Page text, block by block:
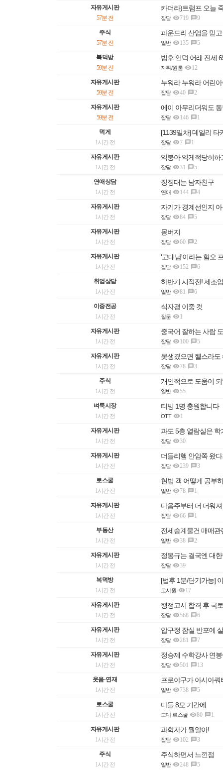
자유게시판 카더라)트럼프 오늘
57분 전 잡담 719 9
주식 파운드리 산업을 믿
57분 전 일반 135 5
복덕방 법후 언덕 어래 전세
59분 전 자취/원룸 12
자유게시판 누워라 누워라 어린
59분 전 잡담 40 2
자유게시판 에이 아무리더워도
59분 전 잡담 146 1
덕게 [1139일차] 데일리 타
1시간 전 잡담 7 1
자유게시판 익붕아 익게적당히하
1시간 전 잡담 31 5
연애상담 징징대는 남자친구
1시간 전 연애 144 4
자유게시판 자기가 경계선인지
1시간 전 잡담 84 5
자유게시판 몽버지
1시간 전 잡담 60 2
자유게시판 '고대남'이라는 혐오
1시간 전 잡담 152 6
취업상담 하반기 시적전! 제조
1시간 전 일반 81 6
이중전공 식자경 이중 컷
1시간 전 질문 1
자유게시판 중국어 잘하는 사람
1시간 전 잡담 100 5
자유게시판 못생겼으면 헬스라도
1시간 전 잡담 78 3
주식 개인적으로 도움이 되
1시간 전 일반 55
벼룩시장 티빙 1명 충원합니다
1시간 전 OTT 1
자유게시판 과도 5층 열람실은
1시간 전 잡담 30
자유게시판 더들리햄 안암쪽 왔
1시간 전 잡담 239 3
로스쿨 현법 객 어떻게 공부
1시간 전 일반 78 1
자유게시판 다음주부터 더 더워져
1시간 전 잡담 66 1
부동산 전세승계물건 매매
1시간 전 일반 38 2
자유게시판 정몽규는 결국엔 대
1시간 전 잡담 39
복덕방 [법후 1분/단기가능]
1시간 전 고시원 17
자유게시판 행정고시 합격 후 국
1시간 전 잡담 568 6
자유게시판 압구정 잠실 반포에
1시간 전 잡담 281 7
자유게시판 정승제 수학강사 연
1시간 전 잡담 501 13
웃음·연재 프로야구가 아시아
1시간 전 일반 738 5
로스쿨 다들 8모 기간에
1시간 전 고대 로스쿨 80 1
자유게시판 과학자가 뭘알아!
1시간 전 잡담 102 3
주식 주식하면서 느낀점
1시간 전 일반 248 5